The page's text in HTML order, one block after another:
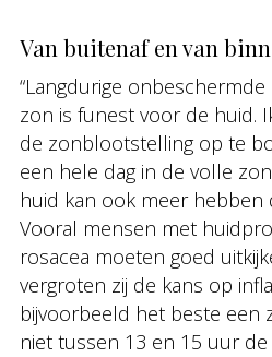
Van buitenaf en van
“Langdurige
zon is funest voor de huid.
de zonblootstelling op te
een hele dag in de volle
huid kan ook meer hebben
Vooral mensen met
rosacea moeten goed
vergroten zij de kans op
bijvoorbeeld het beste een
niet tussen 13 en 15 uur de